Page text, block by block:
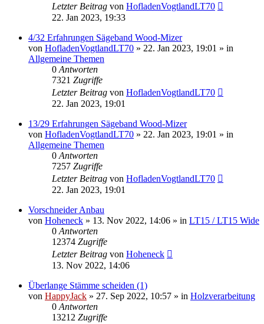
Letzter Beitrag von HofladenVogtlandLT70
22. Jan 2023, 19:33
4/32 Erfahrungen Sägeband Wood-Mizer
von HofladenVogtlandLT70 » 22. Jan 2023, 19:01 » in
Allgemeine Themen
0 Antworten
7321 Zugriffe
Letzter Beitrag von HofladenVogtlandLT70
22. Jan 2023, 19:01
13/29 Erfahrungen Sägeband Wood-Mizer
von HofladenVogtlandLT70 » 22. Jan 2023, 19:01 » in
Allgemeine Themen
0 Antworten
7257 Zugriffe
Letzter Beitrag von HofladenVogtlandLT70
22. Jan 2023, 19:01
Vorschneider Anbau
von Hoheneck » 13. Nov 2022, 14:06 » in LT15 / LT15 Wide
0 Antworten
12374 Zugriffe
Letzter Beitrag von Hoheneck
13. Nov 2022, 14:06
Überlange Stämme scheiden (1)
von HappyJack » 27. Sep 2022, 10:57 » in Holzverarbeitung
0 Antworten
13212 Zugriffe